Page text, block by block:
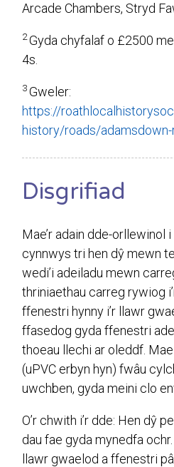
Arcade Chambers, Stryd
2Gyda chyfalaf o £2500
4s.
3Gweler:
https://
history/roads/
Disgrifiad
Mae’r adain dde-orllewinol
cynnwys tri hen dŷ mewn
wedi’i adeiladu mewn
thriniaethau carreg rywiog
ffenestri hynny i’r llawr
ffasedog gyda ffenestri
thoeau llechi ar oleddf.
(uPVC erbyn hyn) fwâu
uwchben, gyda meini clo
O’r chwith i’r dde: Hen dŷ
dau fae gyda mynedfa
llawr gwaelod a ffenestri